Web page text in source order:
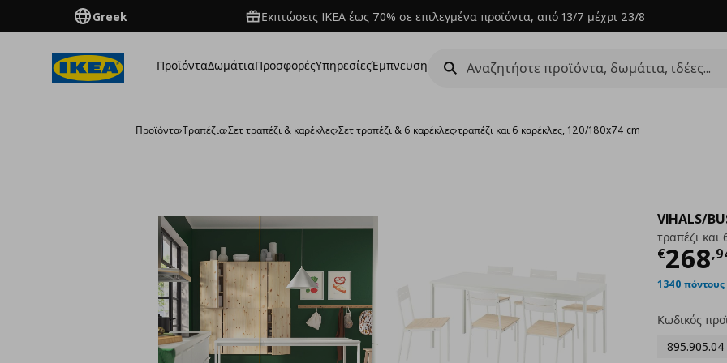
Greek Εκπτώσεις IKEA έως 70% σε επιλεγμένα προϊόντα, από 13/7 μέχρι 23/8
ΠροϊόνταΔωμάτιαΠροσφορέςΥπηρεσίεςΈμπνευση
Προϊόντα›Τραπέζια›Σετ τραπέζι & καρέκλες›Σετ τραπέζι & 6 καρέκλες›τραπέζι και 6 καρέκλες, 120/180x74 cm
VIHALS/
τραπέζι και
€268,
1340
Κωδικός
895.905.04